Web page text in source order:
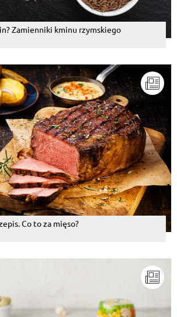
Zamienniki kminu rzymskiego
Co to za mięso?